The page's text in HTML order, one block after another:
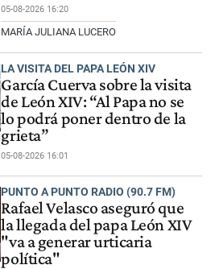
05-08-2026 16:20
MARÍA JULIANA LUCERO
LA VISITA DEL PAPA LEÓN XIV
García Cuerva sobre la visita
de León XIV: “Al Papa no se
lo podrá poner dentro de la
grieta”
05-08-2026 16:01
PUNTO A PUNTO RADIO (90.7 FM)
Rafael Velasco aseguró que
la llegada del papa León XIV
"va a generar urticaria
política"